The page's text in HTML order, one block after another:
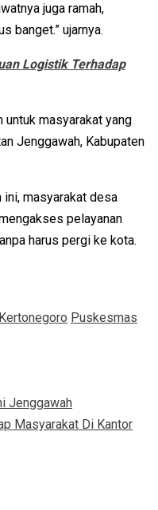
juga ramah,
banget.” ujarnya.
Logistik Terhadap
masyarakat yang
Jenggawah, Kabupaten
ini, masyarakat desa
pelayanan
harus pergi ke kota.
Kertonegoro Puskesmas
Jenggawah
Masyarakat Di Kantor